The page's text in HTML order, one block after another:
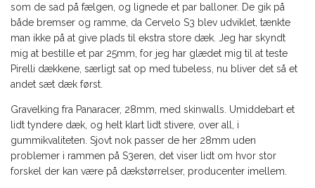
som de sad på fælgen, og lignede et par balloner. De gik på
både bremser og ramme, da Cervelo S3 blev udviklet, tænkte
man ikke på at give plads til ekstra store dæk. Jeg har skyndt
mig at bestille et par 25mm, for jeg har glædet mig til at teste
Pirelli dækkene, særligt sat op med tubeless, nu bliver det så et
andet sæt dæk først.
Gravelking fra Panaracer, 28mm, med skinwalls. Umiddebart et
lidt tyndere dæk, og helt klart lidt stivere, over all, i
gummikvaliteten. Sjovt nok passer de her 28mm uden
problemer i rammen på S3eren, det viser lidt om hvor stor
forskel der kan være på dækstørrelser, producenter imellem.